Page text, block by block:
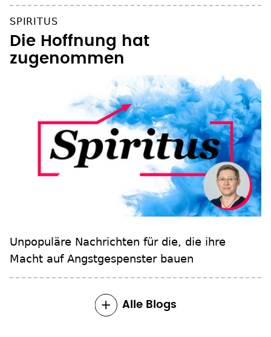
SPIRITUS
Die Hoffnung hat
zugenommen
Unpopuläre Nachrichten für die, die ihre
Macht auf Angstgespenster bauen
Alle Blogs